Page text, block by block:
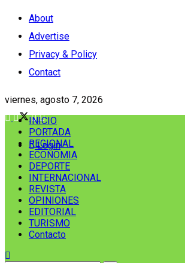
About
Advertise
Privacy & Policy
Contact
viernes, agosto 7, 2026
Login
INICIO
PORTADA
REGIONAL
ECONOMIA
DEPORTE
INTERNACIONAL
REVISTA
OPINIONES
EDITORIAL
TURISMO
Contacto